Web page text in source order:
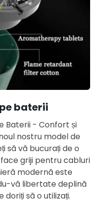
baterii
Baterii - Confort și
nostru model de
să vă bucurați de o
griji pentru cabluri
modernă este
vă libertate deplină
să o utilizați.